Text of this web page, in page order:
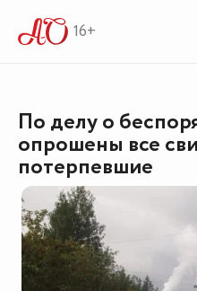
16+
По делу о
опрошены все
потерпевшие